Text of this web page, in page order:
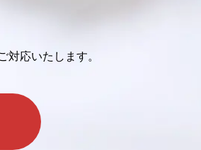
対応いたします。